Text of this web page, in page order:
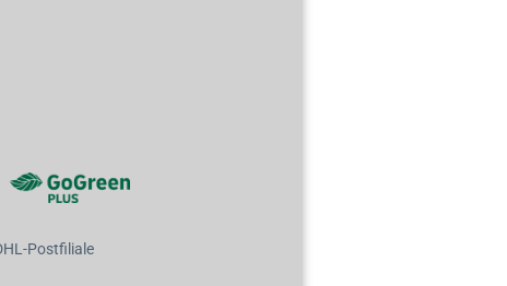
Postfiliale